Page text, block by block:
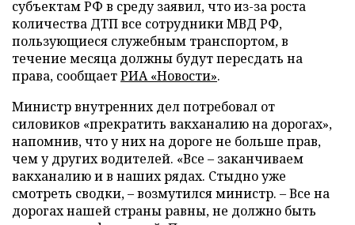
субъектам РФ в среду заявил, что из-за роста
количества ДТП все сотрудники МВД РФ,
пользующиеся служебным транспортом, в
течение месяца должны будут пересдать на
права, сообщаетРИА «Новости».
Министр внутренних дел потребовал от
силовиков «прекратить вакханалию на дорогах»,
напомнив, что у них на дороге не больше прав,
чем у других водителей. «Все – заканчиваем
вакханалию и в наших рядах. Стыдно уже
смотреть сводки, – возмутился министр. – Все на
дорогах нашей страны равны, не должно быть